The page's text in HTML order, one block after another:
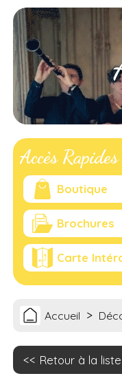
Accès Rapides
Boutique
Brochures
Carte
Accueil >
Retour à la liste